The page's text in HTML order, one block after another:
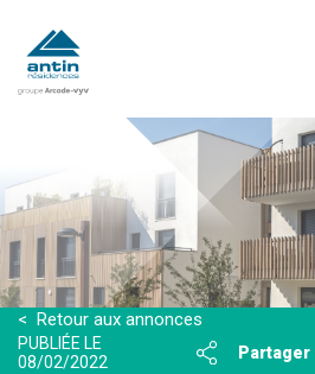
contenu
principal
< Retour aux annonces
PUBLIÉE LE
08/02/2022
Partager